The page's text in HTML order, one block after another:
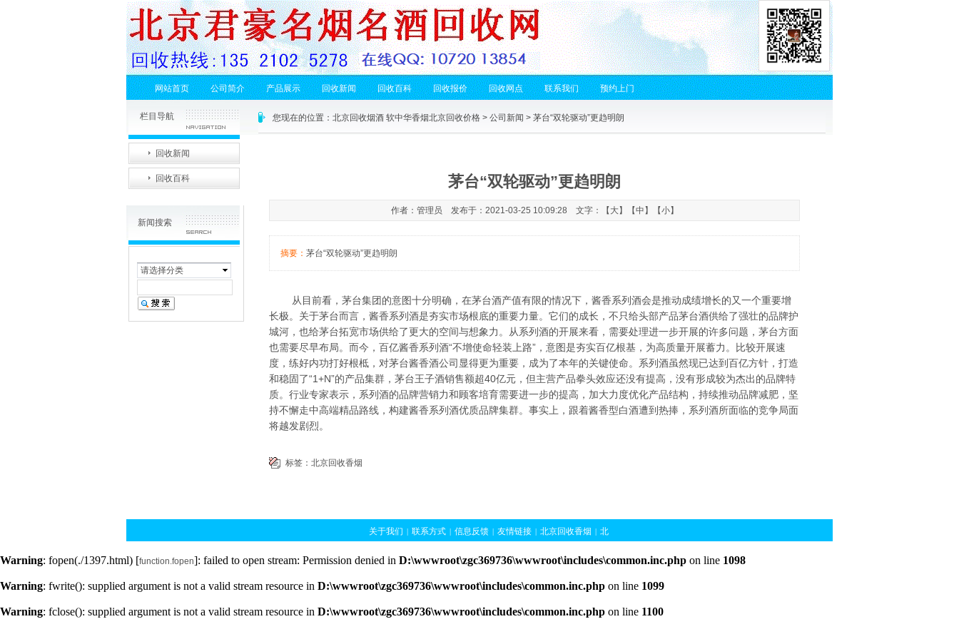
网站首页 公司简介 产品展示 回收新闻 回收百科 回收报价 回收网点 联系我们 预约上门
新闻搜索
请选择分类
栏目导航
回收新闻
回收百科
您现在的位置： 北京回收烟酒 软中华香烟北京回收价格 > 公司新闻 > 茅台“双轮驱动”更趋明朗
茅台“双轮驱动”更趋明朗
作者：管理员 发布于：2021-03-25 10:09:28 文字：【 大】【中 】【小】
摘要： 茅台“双轮驱动”更趋明朗
从目前看，茅台集团的意图十分明确，在茅台酒产值有限的情况下，酱香系列酒会是推动成绩增长的又一个重要增
长极。关于茅台而言，酱香系列酒是夯实市场根底的重要力量。它们的成长，不只给头部产品茅台酒供给了强壮的品牌护
城河，也给茅台拓宽市场供给了更大的空间与想象力。从系列酒的开展来看，需要处理进一步开展的许多问题，茅台方面
也需要尽早布局。而今，百亿酱香系列酒“不增使命轻装上路”，意图是夯实百亿根基，为高质量开展蓄力。比较开展速
度，练好内功打好根柢，对茅台酱香酒公司显得更为重要，成为了本年的关键使命。系列酒虽然现已达到百亿方针，打造
和稳固了“1+N”的产品集群，茅台王子酒销售额超40亿元，但主营产品拳头效应还没有提高，没有形成较为杰出的品牌特
质。行业专家表示，系列酒的品牌营销力和顾客培育需要进一步的提高，加大力度优化产品结构，持续推动品牌减肥，坚
持不懈走中高端精品路线，构建酱香系列酒优质品牌集群。事实上，跟着酱香型白酒遭到热捧，系列酒所面临的竞争局面
将越发剧烈。
标签： 北京回收香烟
关于我们 | 联系方式 | 信息反馈 | 友情链接 | 北京回收香烟 | 北
冬虫夏草回收 |北京回收烟酒5 | 北京回收茅台 |
Warning: fopen(./1397.html) [function.fopen]: failed to open stream: Permission denied in D:\wwwroot\zgc369736\wwwroot\includes\common.inc.php on line 1098
Warning: fwrite(): supplied argument is not a valid stream resource in D:\wwwroot\zgc369736\wwwroot\includes\common.inc.php on line 1099
Warning: fclose(): supplied argument is not a valid stream resource in D:\wwwroot\zgc369736\wwwroot\includes\common.inc.php on line 1100